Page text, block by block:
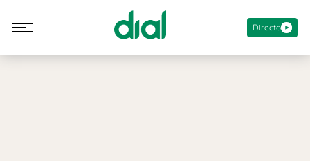
Directo